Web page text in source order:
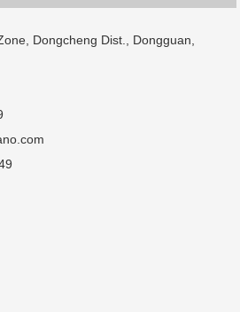
Dongcheng Dist., Dongguan,